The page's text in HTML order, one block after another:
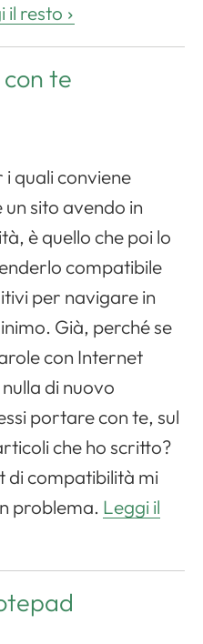
il resto
te
quali conviene
sito avendo in
è quello che poi lo
compatibile
per navigare in
Già, perché se
con Internet
di nuovo
portare con te, sul
che ho scritto?
di compatibilità mi
problema. Leggi il